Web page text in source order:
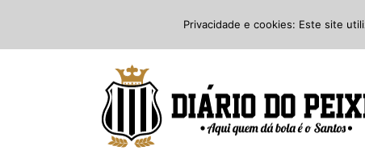
o
Facebook
Instagram
Privacidade e cookies: Este site